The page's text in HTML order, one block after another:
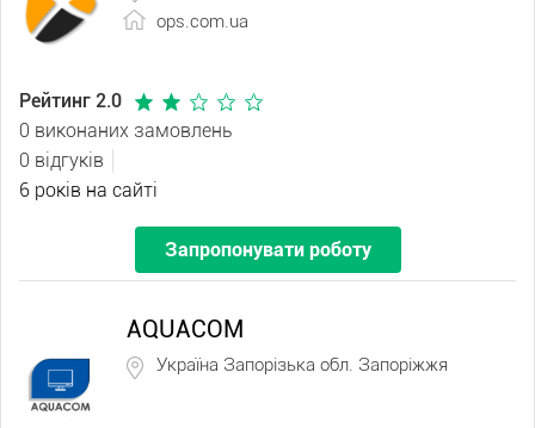
ops.com.ua
Рейтинг 2.0
0 виконаних замовлень
0 відгуків
6 років на сайті
Запропонувати роботу
AQUACOM
Україна Запорізька обл. Запоріжжя